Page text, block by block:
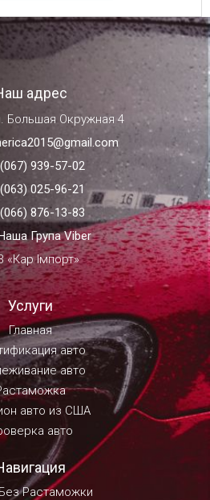
адрес
Большая Окружная 4
939-57-02
025-96-21
876-13-83
Група Viber
«Кар Імпорт»
Услуги
Главная
авто
авто
авто из США
авто
Растаможки